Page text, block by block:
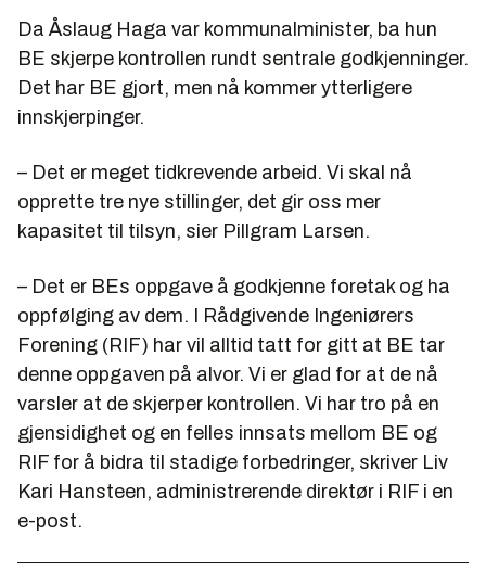
Da Åslaug Haga var kommunalminister, ba hun
BE skjerpe kontrollen rundt sentrale godkjenninger.
Det har BE gjort, men nå kommer ytterligere
innskjerpinger.
– Det er meget tidkrevende arbeid. Vi skal nå
opprette tre nye stillinger, det gir oss mer
kapasitet til tilsyn, sier Pillgram Larsen.
– Det er BEs oppgave å godkjenne foretak og ha
oppfølging av dem. I Rådgivende Ingeniørers
Forening (RIF) har vil alltid tatt for gitt at BE tar
denne oppgaven på alvor. Vi er glad for at de nå
varsler at de skjerper kontrollen. Vi har tro på en
gjensidighet og en felles innsats mellom BE og
RIF for å bidra til stadige forbedringer, skriver Liv
Kari Hansteen, administrerende direktør i RIF i en
e-post.